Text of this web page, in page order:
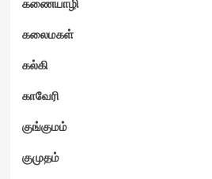
கணையாழி
கலைமகள்
கல்கி
காவேரி
குங்குமம்
குமுதம்